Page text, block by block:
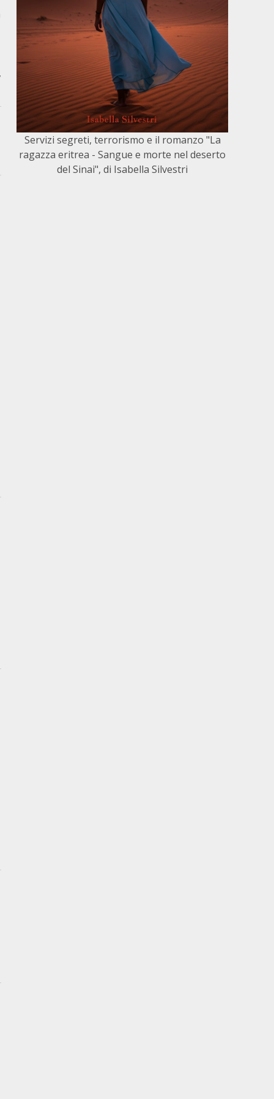
Servizi segreti, terrorismo e il romanzo "La
ragazza eritrea - Sangue e morte nel deserto
del Sinai", di Isabella Silvestri